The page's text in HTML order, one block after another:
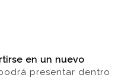
en un nuevo
presentar dentro